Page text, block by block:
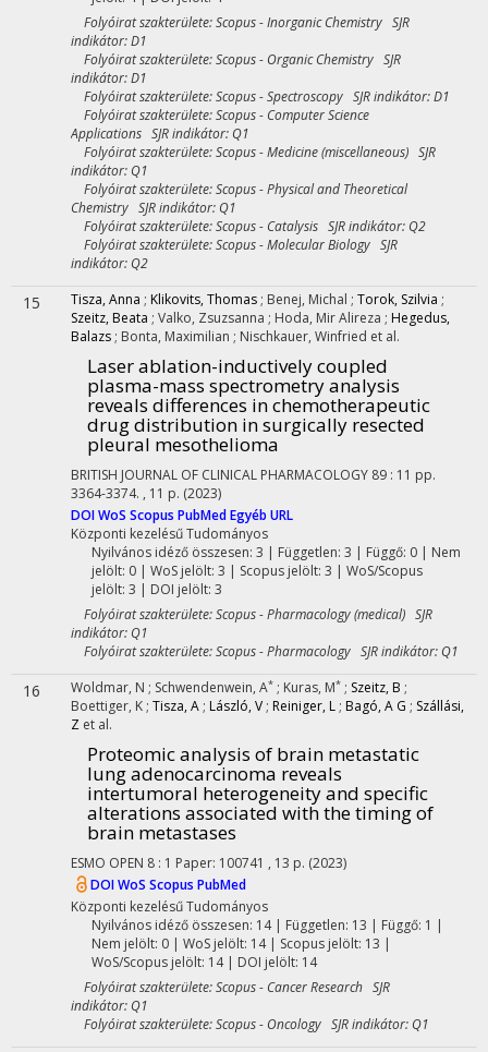
Folyóirat szakterülete: Scopus - Inorganic Chemistry SJR
indikátor: D1
Folyóirat szakterülete: Scopus - Organic Chemistry SJR
indikátor: D1
Folyóirat szakterülete: Scopus - Spectroscopy SJR indikátor: D1
Folyóirat szakterülete: Scopus - Computer Science
Applications SJR indikátor: Q1
Folyóirat szakterülete: Scopus - Medicine (miscellaneous) SJR
indikátor: Q1
Folyóirat szakterülete: Scopus - Physical and Theoretical
Chemistry SJR indikátor: Q1
Folyóirat szakterülete: Scopus - Catalysis SJR indikátor: Q2
Folyóirat szakterülete: Scopus - Molecular Biology SJR
indikátor: Q2
15 Tisza, Anna ; Klikovits, Thomas ; Benej, Michal ; Torok, Szilvia ;
Szeitz, Beata ; Valko, Zsuzsanna ; Hoda, Mir Alireza ; Hegedus,
Balazs ; Bonta, Maximilian ; Nischkauer, Winfried et al.
Laser ablation-inductively coupled
plasma-mass spectrometry analysis
reveals differences in chemotherapeutic
drug distribution in surgically resected
pleural mesothelioma
BRITISH JOURNAL OF CLINICAL PHARMACOLOGY 89 : 11 pp.
3364-3374. , 11 p. (2023)
DOIWoS Scopus PubMedEgyéb URL
Központi kezelésűTudományos
Nyilvános idéző összesen: 3 | Független: 3 | Függő: 0 | Nem
jelölt: 0 | WoS jelölt: 3 | Scopus jelölt: 3 | WoS/Scopus
jelölt: 3 | DOI jelölt: 3
Folyóirat szakterülete: Scopus - Pharmacology (medical) SJR
indikátor: Q1
Folyóirat szakterülete: Scopus - Pharmacology SJR indikátor: Q1
16 Woldmar, N ; Schwendenwein, A* ; Kuras, M* ; Szeitz, B ;
Boettiger, K ; Tisza, A ; László, V ; Reiniger, L ; Bagó, A G ; Szállási,
Z et al.
Proteomic analysis of brain metastatic
lung adenocarcinoma reveals
intertumoral heterogeneity and specific
alterations associated with the timing of
brain metastases
ESMO OPEN 8 : 1 Paper: 100741 , 13 p. (2023)
DOIWoS Scopus PubMed
Központi kezelésűTudományos
Nyilvános idéző összesen: 14| Független: 13 | Függő: 1 |
Nem jelölt: 0 | WoS jelölt: 14 | Scopus jelölt: 13 |
WoS/Scopus jelölt: 14 | DOI jelölt: 14
Folyóirat szakterülete: Scopus - Cancer Research SJR
indikátor: Q1
Folyóirat szakterülete: Scopus - Oncology SJR indikátor: Q1